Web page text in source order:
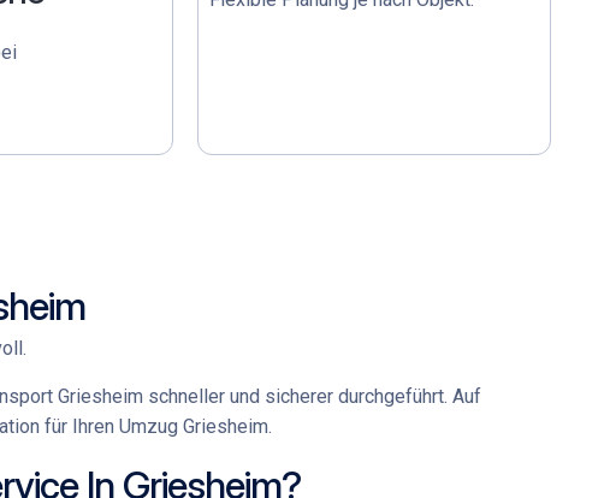
Griesheim schneller und sicherer durchgeführt. Auf
für Ihren Umzug Griesheim.
In Griesheim?